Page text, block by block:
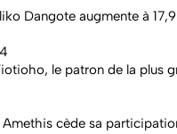
Dangote augmente à
le patron de la plus
Amethis cède sa